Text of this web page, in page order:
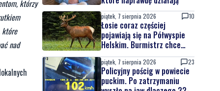
piątek, 7 sierpnia 2026
Więcej wraków dostępnych
dla nurków. Urząd Morski
rozszerzył listę podwodnych
atrakcji
MATERIAŁ PARTNERA piątek, 7 sierpnia 2026
Co jeść przy zaparciach?
Dieta, błonnik i nawyki,